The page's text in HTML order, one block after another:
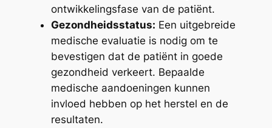
ontwikkelingsfase van de patiënt.
Gezondheidsstatus: Een uitgebreide
medische evaluatie is nodig om te
bevestigen dat de patiënt in goede
gezondheid verkeert. Bepaalde
medische aandoeningen kunnen
invloed hebben op het herstel en de
resultaten.